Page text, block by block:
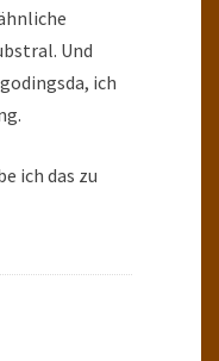
Und
ich
ich das zu